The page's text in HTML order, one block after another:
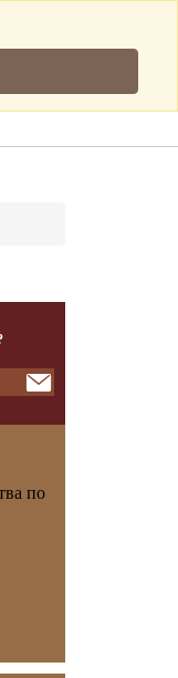
Контакти
по